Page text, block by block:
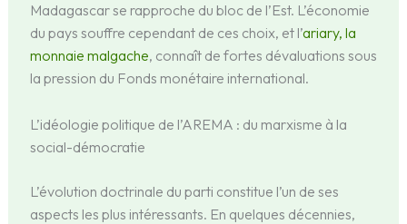
Madagascar se rapproche du bloc de l’Est. L’économie
du pays souffre cependant de ces choix, et l’ariary, la
monnaie malgache, connaît de fortes dévaluations sous
la pression du Fonds monétaire international.
L’idéologie politique de l’AREMA : du marxisme à la
social-démocratie
L’évolution doctrinale du parti constitue l’un de ses
aspects les plus intéressants. En quelques décennies,